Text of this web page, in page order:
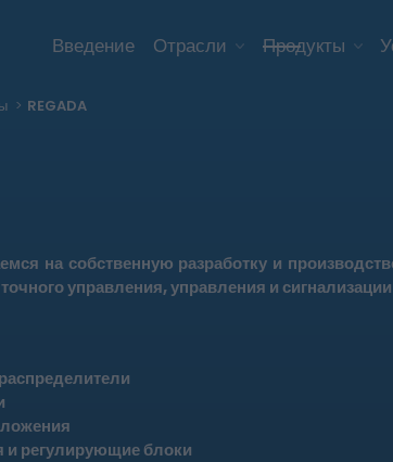
Введение Отрасли Продукты
REGADA
на собственную разработку и
управления, управления и
и регулирующие блоки